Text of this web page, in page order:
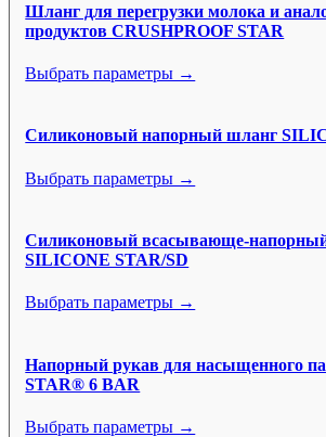
Шланг для перегрузки молока и
продуктов CRUSHPROOF STAR
Выбрать параметры →
Силиконовый напорный шланг
Выбрать параметры →
Силиконовый всасывающе-
SILICONE STAR/SD
Выбрать параметры →
Напорный рукав для насыщенного
STAR® 6 BAR
Выбрать параметры →